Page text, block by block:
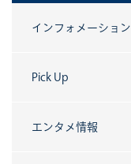
インフォメーション
Pick Up
エンタメ情報